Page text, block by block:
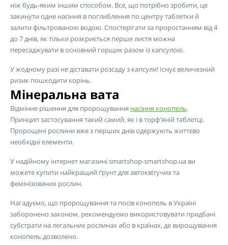
ніж будь-яким іншим способом. Все, що потрібно зробити, це
закинути одне насіння в поглиблення по центру таблетки й
залити фільтрованою водою. Спостерігати за проростанням від 4
до 7 днів, як тільки розкриється перше листя можна
пересаджувати в основний горщик разом із капсулою.
У жодному разі не діставати розсаду з капсули! Існує величезний
ризик пошкодити корінь.
Мінеральна вата
Відмінне рішення для пророщування насіння конопель.
Принцип застосування такий самий, як і в торф'яній таблетці.
Пророщені рослини вже з перших днів одержують життєво
необхідні елементи.
У надійному інтернет магазині smartshop-smartshop.ua ви
можете купити найкращий ґрунт для автоквітучих та
фемінізованих рослин.
Нагадуємо, що пророщування та посів конопель в Україні
заборонено законом, рекомендуємо використовувати придбані
субстрати на легальних рослинах або в країнах, де вирощування
конопель дозволено.